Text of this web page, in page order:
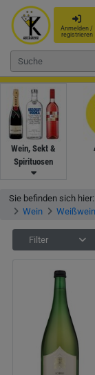
Anmelden /
registrieren
Wein, Sekt &
Spirituosen
Sie befinden sich hier:
Wein
Weißwein
Filter